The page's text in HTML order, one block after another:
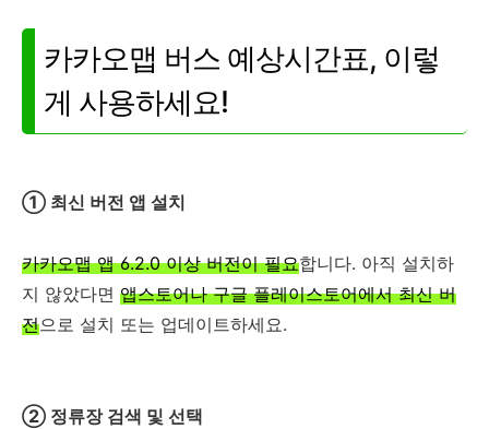
카카오맵 버스 예상시간표, 이렇
게 사용하세요!
① 최신 버전 앱 설치
카카오맵 앱 6.2.0 이상 버전이 필요합니다. 아직 설치하
지 않았다면 앱스토어나 구글 플레이스토어에서 최신 버
전으로 설치 또는 업데이트하세요.
② 정류장 검색 및 선택